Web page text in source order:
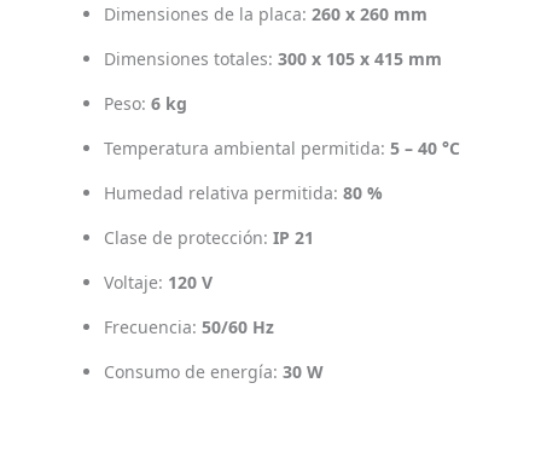
Dimensiones de la placa: 260 x 260 mm
Dimensiones totales: 300 x 105 x 415 mm
Peso: 6 kg
Temperatura ambiental permitida: 5 – 40 °C
Humedad relativa permitida: 80 %
Clase de protección: IP 21
Voltaje: 120 V
Frecuencia: 50/60 Hz
Consumo de energía: 30 W